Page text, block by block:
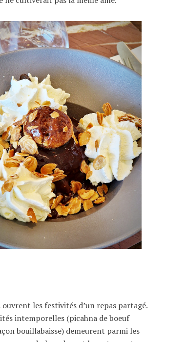
les festivités d’un repas partagé.
intemporelles (picahna de boeuf
bouillabaisse) demeurent parmi les